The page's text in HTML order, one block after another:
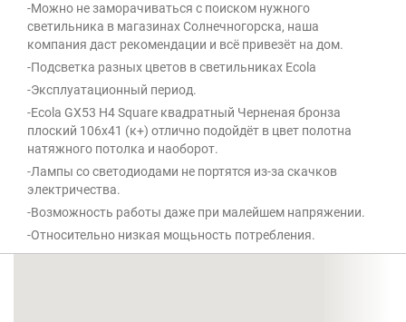
-Можно не заморачиваться с поиском нужного
светильника в магазинах Солнечногорска, наша
компания даст рекомендации и всё привезёт на дом.
-Подсветка разных цветов в светильниках Ecola
-Эксплуатационный период.
-Ecola GX53 H4 Square квадратный Черненая бронза
плоский 106x41 (к+) отлично подойдёт в цвет полотна
натяжного потолка и наоборот.
-Лампы со светодиодами не портятся из-за скачков
электричества.
-Возможность работы даже при малейшем напряжении.
-Относительно низкая мощьность потребления.